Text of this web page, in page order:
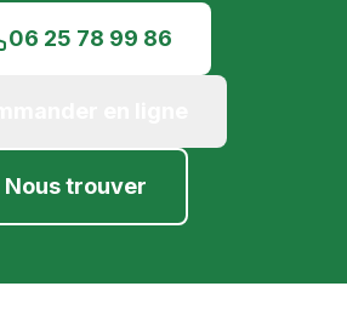
06 25 78 99 86
Nous trouver